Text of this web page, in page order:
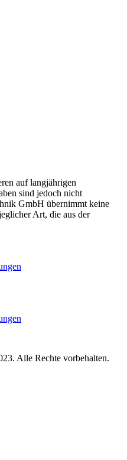
auf langjährigen
sind jedoch nicht
GmbH übernimmt keine
Art, die aus der
Alle Rechte vorbehalten.